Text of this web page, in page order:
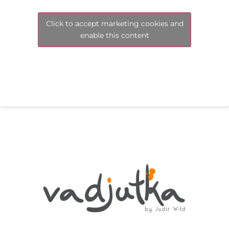
Click to accept marketing cookies and
enable this content